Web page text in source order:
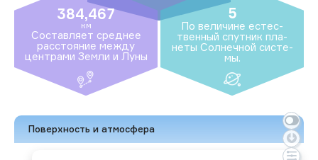
384,467
км
Сос­тавля­ет сред­нее
рас­сто­яние меж­ду
цен­тра­ми Зем­ли и Лу­ны
5
По ве­личи­не ес­тес­
твен­ный спут­ник пла­
неты Сол­нечной сис­те­
мы.
Поверхность и атмосфера